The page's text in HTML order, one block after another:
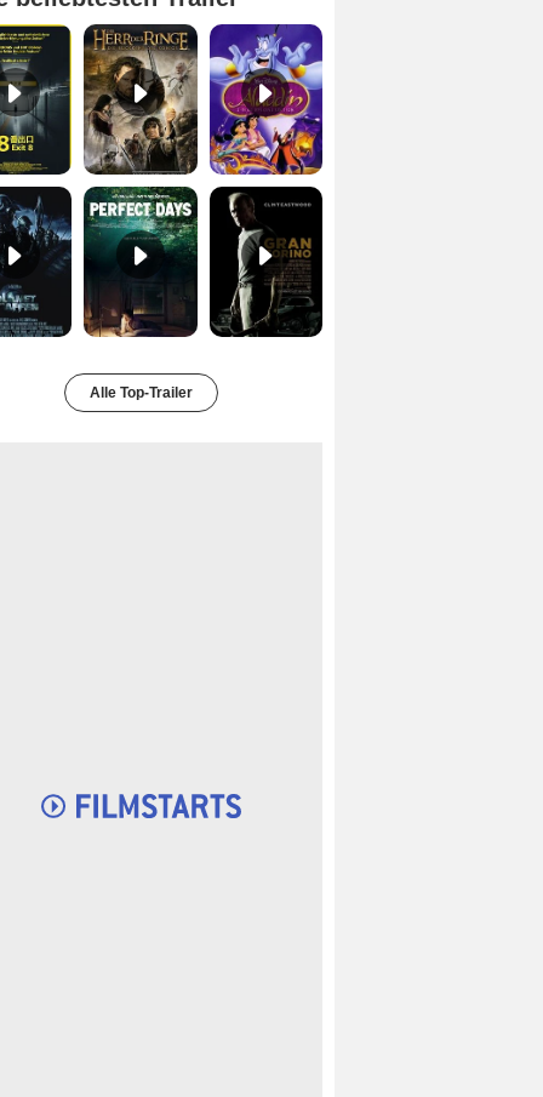
Exit 8 Trailer DF Der Herr der Ringe - Die Rückkehr des Königs Trailer OV
Perfect Days Trailer DF Gran Torino Trailer DF
Alle Top-Trailer